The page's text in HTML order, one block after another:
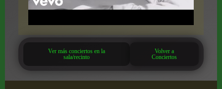
Ver más conciertos en la
sala/recinto
Volver a
Conciertos